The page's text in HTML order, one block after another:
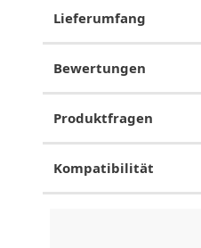
Lieferumfang
Bewertungen
Produktfragen
Kompatibilität